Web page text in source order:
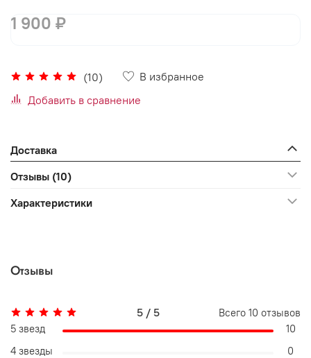
(10)
В избранное
Добавить в сравнение
1 900 ₽
Доставка
Отзывы (10)
Характеристики
Отзывы
5 / 5 Всего 10 отзывов
5 звезд
10
4 звезды
0